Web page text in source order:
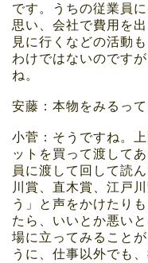
です。うちの従業員
思い、会社で費用を
見に行くなどの活動
わけではないのです
ね。
安藤：本物をみるって
小菅：そうですね。
ットを買って渡して
員に渡して回して読
川賞、直木賞、江戸
う」と声をかけたり
たら、いいとか悪い
場に立ってみること
うに、仕事以外でも